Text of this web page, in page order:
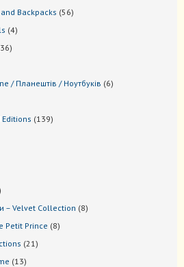
Backpacks 5656
44
3636
/ Планештів / Ноутбуків 66
Editions 139139
– Velvet Collection 88
Petit Prince 88
21 21
1313